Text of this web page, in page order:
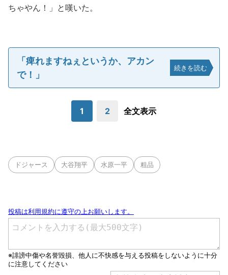
ちゃやん！」と嘆いた。
「痺れますねぇというか、アカン
で！」
続きを読む
1 2 全文表示
ドジャース 大谷翔平 水原一平 粗品